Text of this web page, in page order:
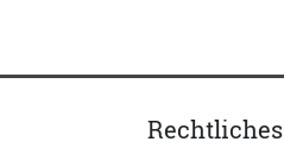
Rechtliches